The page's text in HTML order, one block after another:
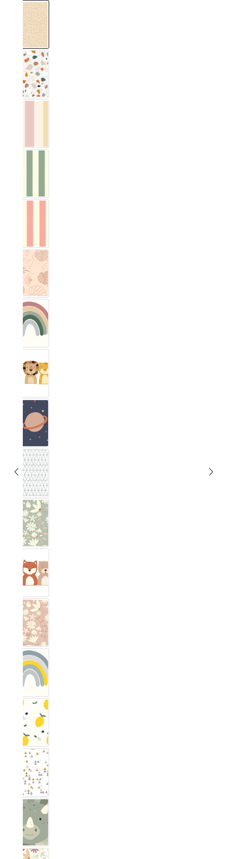
Leo Échantillon
Terrazzo
Monstera
Arc-en-ciel
Safari
Espace
Graphique
Blumig Eucalyptus
Forêt
Blumig Blush
Arc-en-ciel
Citron
Triangle pastel
Dino